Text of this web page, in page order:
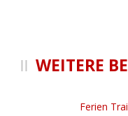
WEITERE
Ferien